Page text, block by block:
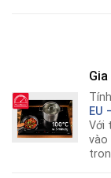
EU
Với
vào